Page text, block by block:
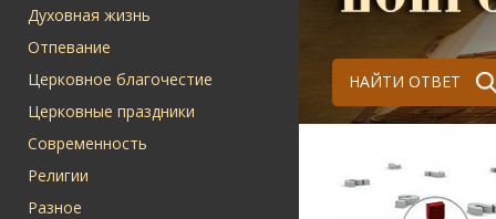
Духовная жизнь
Отпевание
Церковное благочестие
Церковные праздники
Современность
Религии
Разное
НАЙТИ ОТВЕТ